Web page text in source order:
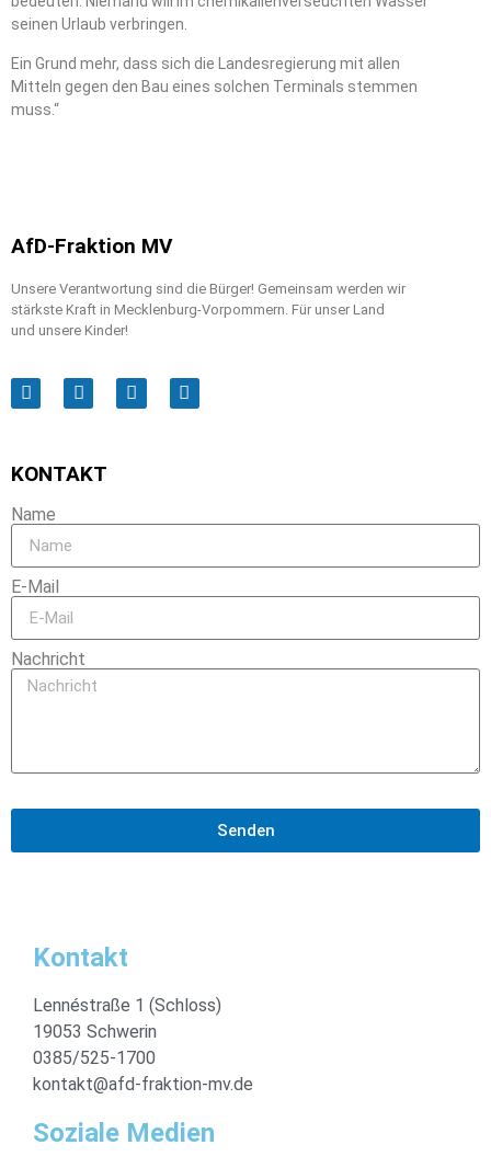
seinen Urlaub verbringen.
Ein Grund mehr, dass sich die Landesregierung mit allen
Mitteln gegen den Bau eines solchen Terminals stemmen
muss.“
AfD-Fraktion MV
Unsere Verantwortung sind die Bürger! Gemeinsam werden wir
stärkste Kraft in Mecklenburg-Vorpommern. Für unser Land
und unsere Kinder!
KONTAKT
Name
E-Mail
Nachricht
Senden
Kontakt
Lennéstraße 1 (Schloss)
19053 Schwerin
0385/525-1700
kontakt@afd-fraktion-mv.de
Soziale Medien